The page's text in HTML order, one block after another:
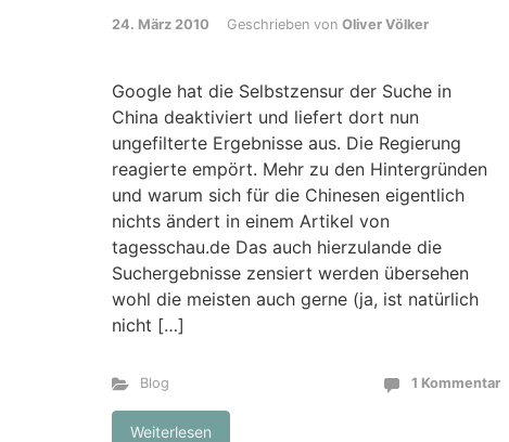
24. März 2010 Geschrieben von Oliver Völker
Google hat die Selbstzensur der Suche in
China deaktiviert und liefert dort nun
ungefilterte Ergebnisse aus. Die Regierung
reagierte empört. Mehr zu den Hintergründen
und warum sich für die Chinesen eigentlich
nichts ändert in einem Artikel von
tagesschau.de Das auch hierzulande die
Suchergebnisse zensiert werden übersehen
wohl die meisten auch gerne (ja, ist natürlich
nicht […]
Blog 1 Kommentar
Weiterlesen